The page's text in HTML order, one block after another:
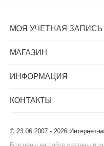
МОЯ УЧЕТНАЯ ЗАПИСЬ
МАГАЗИН
ИНФОРМАЦИЯ
КОНТАКТЫ
© 23.06.2007 - 2026